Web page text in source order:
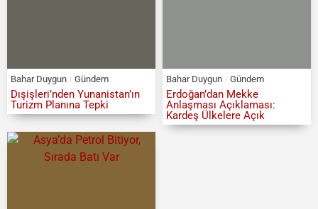
Bahar Duygun Gündem
Dışişleri’nden Yunanistan’ın
Turizm Planına Tepki
Bahar Duygun Gündem
Erdoğan’dan Mekke
Anlaşması Açıklaması:
Kardeş Ülkelere Açık